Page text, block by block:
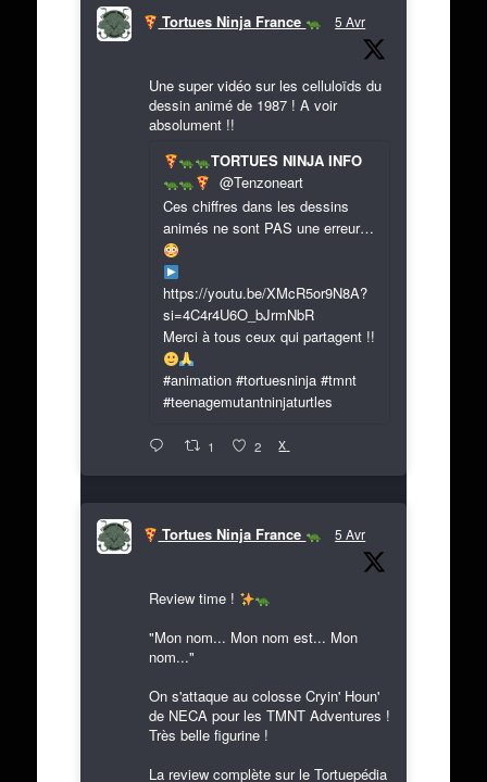
Tortues Ninja France 5 Avr
Une super vidéo sur les celluloïds du
dessin animé de 1987 ! A voir
absolument !!
TORTUES NINJA INFO
@Tenzoneart
Ces chiffres dans les dessins
animés ne sont PAS une erreur…
https://youtu.be/XMcR5or9N8A?
si=4C4r4U6O_bJrmNbR
Merci à tous ceux qui partagent !!
#animation #tortuesninja #tmnt
#teenagemutantninjaturtles
1 2 X
Tortues Ninja France 5 Avr
Review time !
"Mon nom... Mon nom est... Mon
nom..."
On s'attaque au colosse Cryin' Houn'
de NECA pour les TMNT Adventures !
Très belle figurine !
La review complète sur le Tortuepédia